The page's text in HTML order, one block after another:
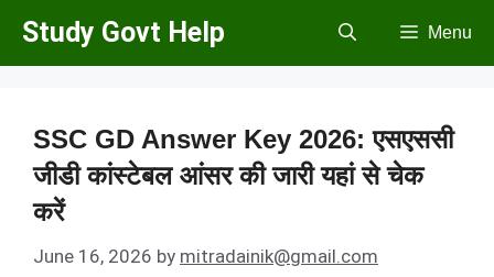
Skip
Study Govt Help Menu
SSC GD Answer Key 2026: एसएससी
जीडी कांस्टेबल आंसर की जारी यहां से चेक
करें
June 16, 2026 by mitradainik@gmail.com